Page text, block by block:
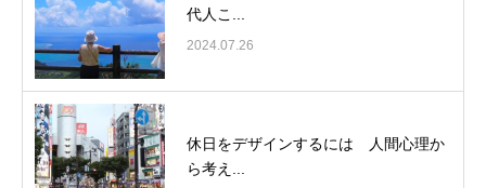
代人こ...
2024.07.26
休日をデザインするには 人間心理か
ら考え...